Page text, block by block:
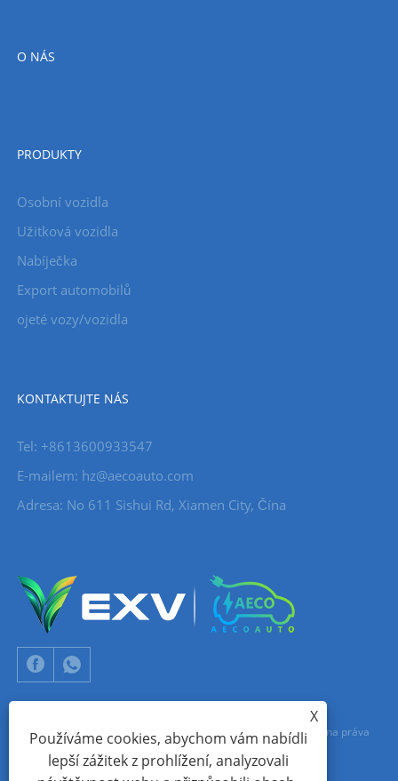
O NÁS
PRODUKTY
Osobní vozidla
Užitková vozidla
Nabíječka
Export automobilů
ojeté vozy/vozidla
KONTAKTUJTE NÁS
Tel: +8613600933547
E-mailem: hz@aecoauto.com
Adresa: No 611 Sishui Rd, Xiamen City, Čína
Copyright © 2024 Xiamen Aecoauto Technology Co., Ltd. Všechna práva
vyhrazena.
X
Používáme cookies, abychom vám nabídli
lepší zážitek z prohlížení, analyzovali